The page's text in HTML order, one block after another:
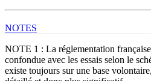
NOTES
NOTE 1 : La réglementation
confondue avec les essais selon le
existe toujours sur une base